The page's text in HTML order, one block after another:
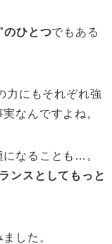
のひとつでもある
力にもそれぞれ強
なんですよね。
なることも…。
ンスとしてもっと
した。